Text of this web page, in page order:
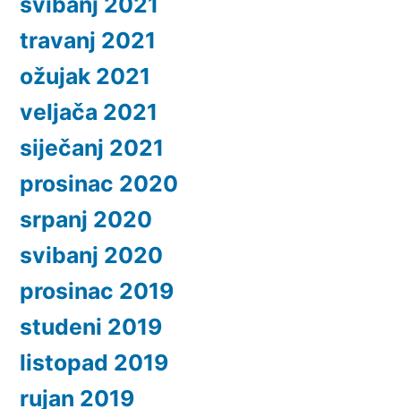
travanj 2021
ožujak 2021
veljača 2021
siječanj 2021
prosinac 2020
srpanj 2020
svibanj 2020
prosinac 2019
studeni 2019
listopad 2019
rujan 2019